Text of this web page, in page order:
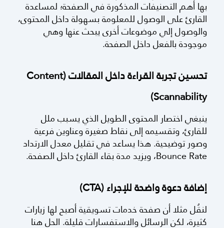
ينبغيتصميم موقع سهل الاستخداممع إضافة قائمة
علوية بسيطة بها ترتيب فهرس المحتوى، وقائمة جانبية
بها أهم التصنيفات المذكورة في الصفحة؛ لمساعدة
القارئ على الوصول للمعلومة بسهولة داخل المحتوى،
موجودة بالفعل داخل الصفحة.
Scannability)
ينبغي اختصار المحتوى الطويل الذي يسبب ملل
للقارئ، وتقسيمه إلى نقاط صغيرة وعناوين فرعية
Bounce Rate، ويزيد مدة بقاء القارئ داخل الصفحة.
إضافة دعوة واضحة للإجراء (CTA)